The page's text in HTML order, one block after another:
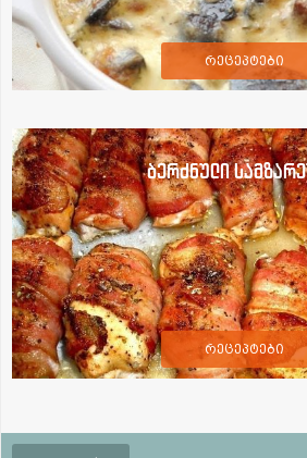
რეცეპტები
ბერძნული
რეცეპტები